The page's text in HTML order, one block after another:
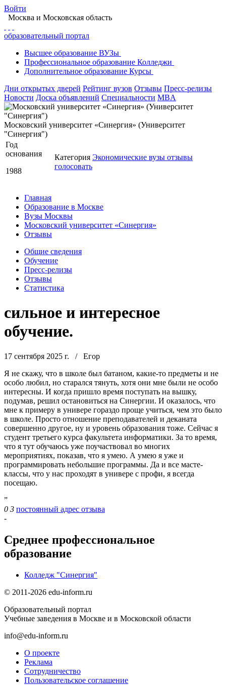
Войти
Москва и Московская область
образовательный портал
Высшее образование ВУЗы
Профессиональное образование Колледжи
Дополнительное образование Курсы
Дни открытых дверей Рейтинг вузов Отзывы Пресс-релизы
Новости Доска объявлений Специальности MBA
Московский университет «Синергия» (Университет
"Синергия")
Год
основания
1988
Категория Экономические вузы отзывы
голосовать
Главная
Образование в Москве
Вузы Москвы
Московский университет «Синергия»
Отзывы
Общие сведения
Обучение
Пресс-релизы
Отзывы
Статистика
сильное и интересное
обучение.
17 сентября 2025 г. / Егор
Я не скажу, что в школе был батаном, какие-то предметы и не
особо любил, но старался тянуть, хотя они мне были не особо
интересны. И когда пришло время поступать на вышку,
подумав, решил остановиться на Синергии. И оказалось, что
мне к примеру в универе гораздо проще учиться, чем это было
в школе. Просто отношение преподавателей и деканата
совершенно другое, ну и уровень образования тоже. Сейчас я
студент третьего курса факультета информатики. За то время,
что я тут обучаюсь уже поучаствовал во многих
мероприятиях, показав, что я умею. А умею я уже и
программировать небольшие программы. Да и все масте-
классы, что у нас проходят в универе с профи, я всегда
посещаю.
”
0 3 постоянный адрес отзыва
-
Среднее профессиональное
образование
Колледж "Синергия"
© 2011-2026 edu-inform.ru
Образовательный портал
Учебные заведения в Москве и в Московской области
info@edu-inform.ru
О проекте
Реклама
Сотрудничество
Пользовательское соглашение